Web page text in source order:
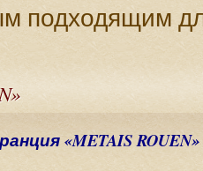
подходящим
«METAIS ROUEN»